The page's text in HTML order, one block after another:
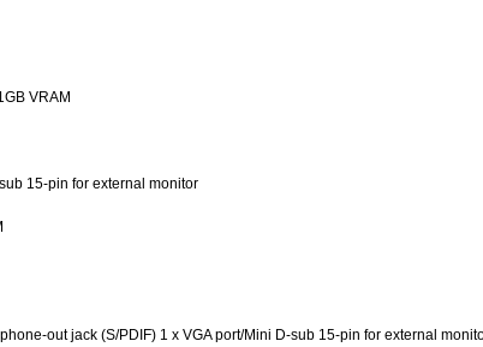
VRAM
15-pin for external monitor
out jack (S/PDIF) 1 x VGA port/Mini D-sub 15-pin for external